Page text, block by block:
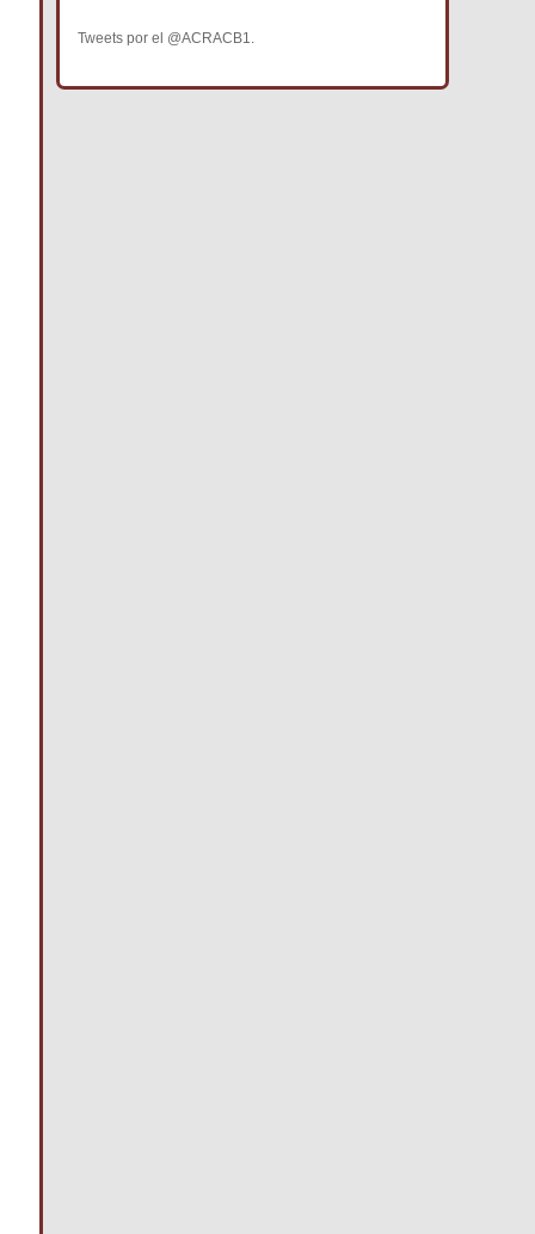
Tweets por el @ACRACB1.